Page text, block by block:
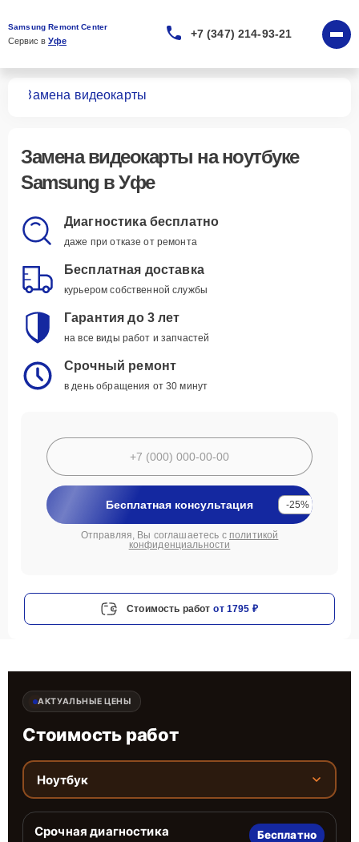
Samsung Remont Center
Сервис в Уфе
+7 (347) 214-93-21
Замена видеокарты
Замена видеокарты на ноутбуке
Samsung в Уфе
Диагностика бесплатно
даже при отказе от ремонта
Бесплатная доставка
курьером собственной службы
Гарантия до 3 лет
на все виды работ и запчастей
Срочный ремонт
в день обращения от 30 минут
Бесплатная консультация -25%
Отправляя, Вы соглашаетесь с политикой
конфиденциальности
Стоимость работ от 1795 ₽
АКТУАЛЬНЫЕ ЦЕНЫ
Стоимость работ
Ноутбук
Срочная диагностика Бесплатно